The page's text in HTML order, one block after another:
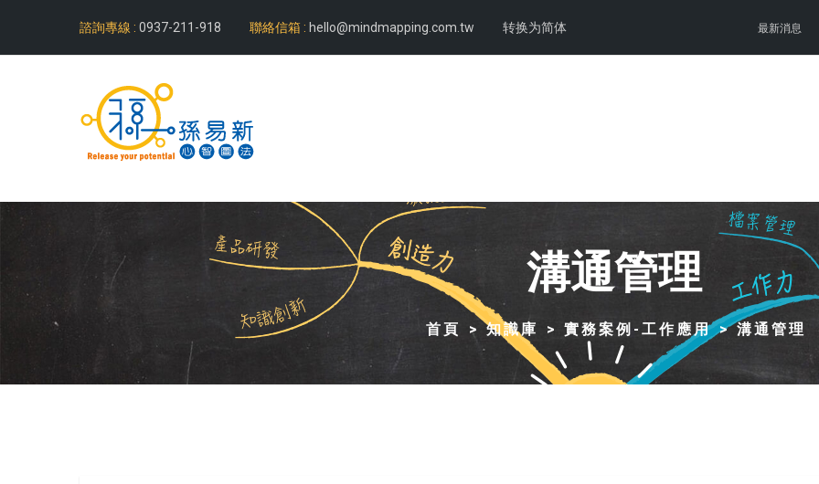
諮詢專線 : 0937-211-918 聯絡信箱 : hello@mindmapping.com.tw 转换为简体 最新消息
溝通管理
首頁 知識庫 實務案例-工作應用 溝通管理